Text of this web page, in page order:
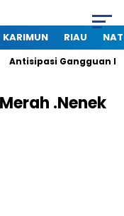
KARIMUN RIAU
Gangguan Kamtibmas
.Nenek